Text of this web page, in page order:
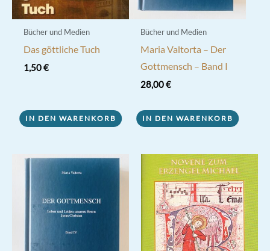
Bücher und Medien
Das göttliche Tuch
1,50€
IN DEN WARENKORB
Bücher und Medien
Maria Valtorta – Der
Gottmensch – Band I
28,00€
IN DEN WARENKORB